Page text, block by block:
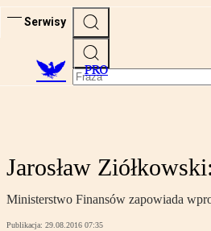
Serwisy
PRO
Jarosław
Ministerstwo Finansów zapowiada
Publikacja: 29.08.2016 07:35